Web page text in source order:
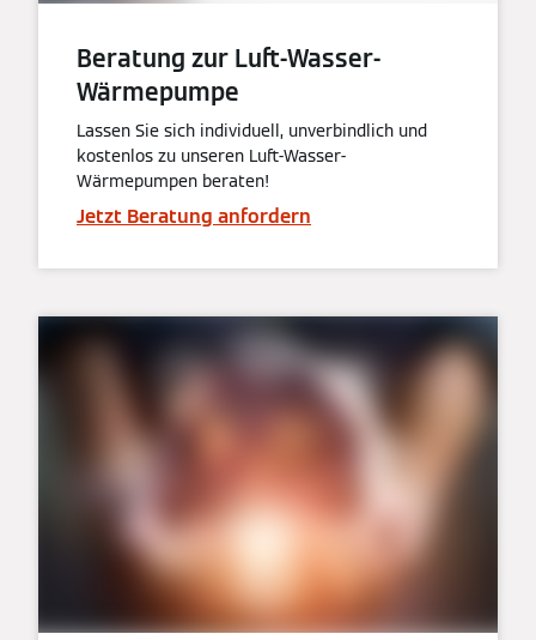
Beratung zur Luft-Wasser-
Wärmepumpe
Lassen Sie sich individuell, unverbindlich und
kostenlos zu unseren Luft-Wasser-
Wärmepumpen beraten!
Jetzt Beratung anfordern